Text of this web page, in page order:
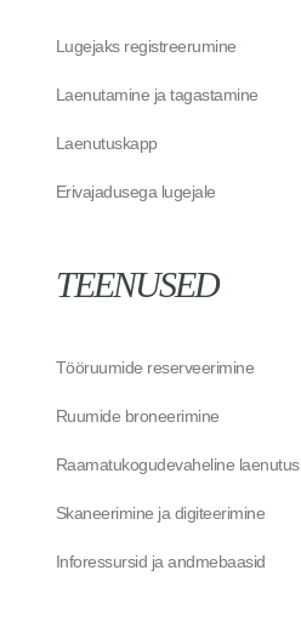
Lugejaks registreerumine
Laenutamine ja tagastamine
Laenutuskapp
Erivajadusega lugejale
TEENUSED
Tööruumide reserveerimine
Ruumide broneerimine
Raamatukogudevaheline laenutus
Skaneerimine ja digiteerimine
Inforessursid ja andmebaasid